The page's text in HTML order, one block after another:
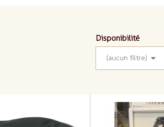
Disponibilité
(aucun filtre) 